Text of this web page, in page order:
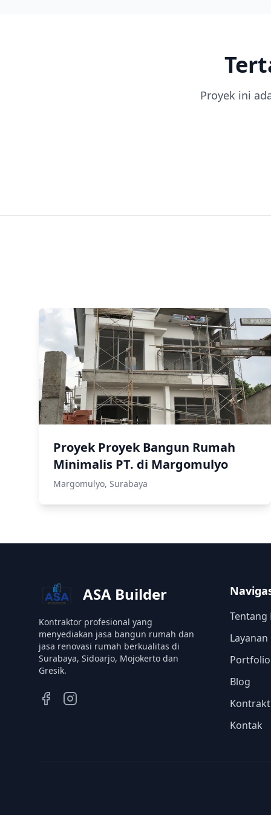
Proyek ini
Proyek Proyek Bangun Rumah
Minimalis PT. di Margomulyo
Margomulyo, Surabaya
ASA Builder
Kontraktor profesional yang
menyediakan jasa bangun rumah dan
jasa renovasi rumah berkualitas di
Surabaya, Sidoarjo, Mojokerto dan
Gresik.
Tentang
Layanan
Blog
Kontak